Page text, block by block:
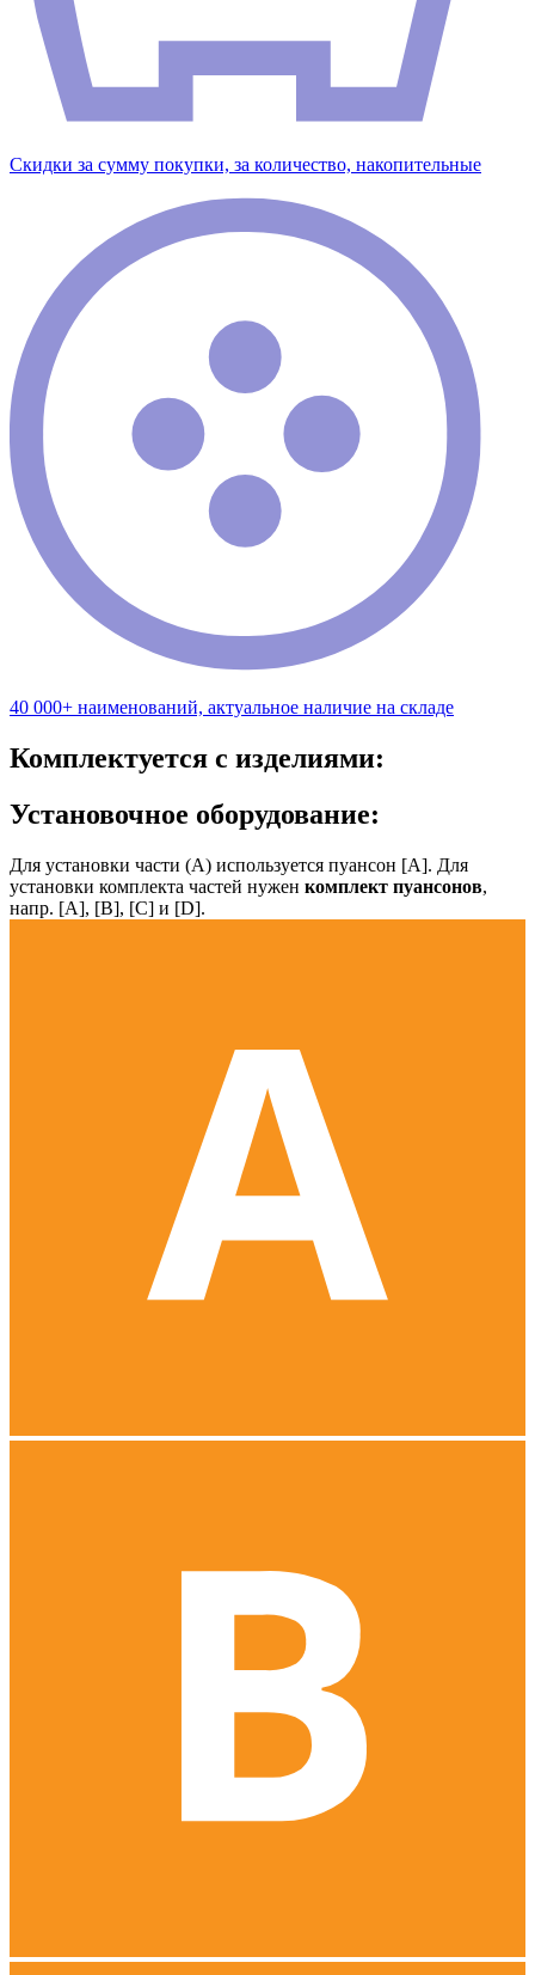
Скидки за сумму покупки, за количество, накопительные
40 000+ наименований, актуальное наличие на складе
Комплектуется с изделиями:
Установочное оборудование:
Для установки части (А) используется пуансон [А]. Для
установки комплекта частей нужен комплект пуансонов,
напр. [А], [B], [С] и [D].